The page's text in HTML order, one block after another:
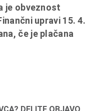
je obveznost
upravi 15. 4.
če je plačana